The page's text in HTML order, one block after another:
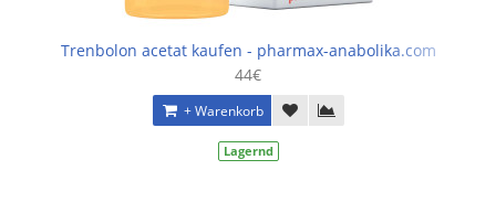
Trenbolon acetat kaufen - pharmax-anabolika.com
44€
+ Warenkorb
Lagernd